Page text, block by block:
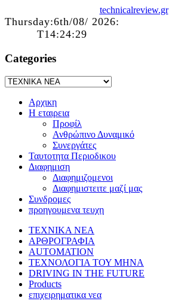
technicalreview.gr
Thursday:6th/08/ 2026:
T14:24:29
Categories
Αρχικη
Η εταιρεια
Προφίλ
Ανθρώπινο Δυναμικό
Συνεργάτες
Ταυτοτητα Περιοδικου
Διαφημιση
Διαφημιζομενοι
Διαφημιστειτε μαζί μας
Συνδρομες
προηγουμενα τευχη
ΤΕΧΝΙΚΑ ΝΕΑ
ΑΡΘΡΟΓΡΑΦΙΑ
AUTOMATION
ΤΕΧΝΟΛΟΓΙΑ ΤΟΥ ΜΗΝΑ
DRIVING IN THE FUTURE
Products
επιχειρηματικα νεα